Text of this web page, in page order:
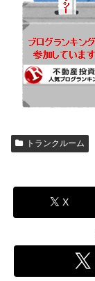
トランクルーム
X